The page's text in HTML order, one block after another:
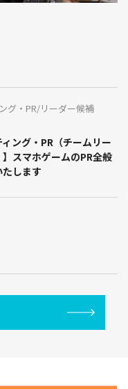
グ・PR/リーダー候補
ィング・PR（チームリー
スマホゲームのPR全般
します